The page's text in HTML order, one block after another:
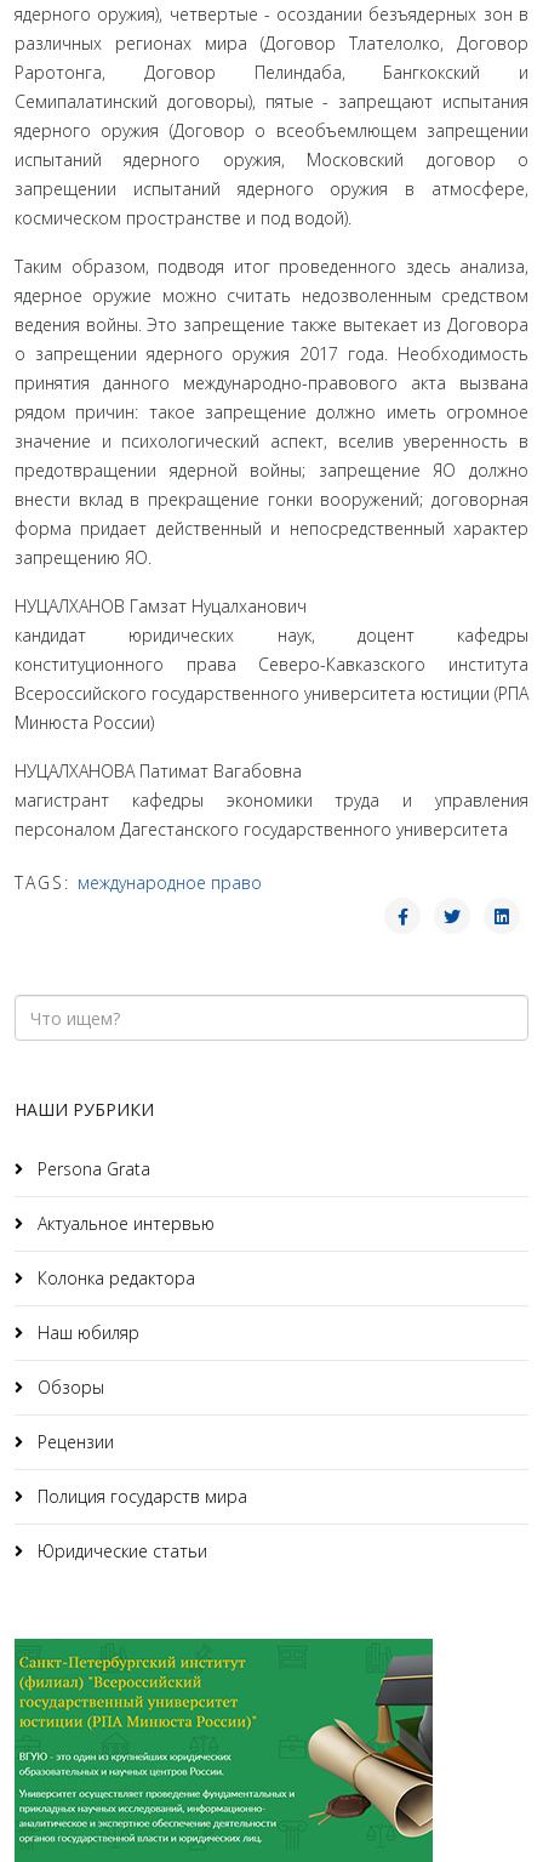
ядерного оружия), четвертые - осоздании безъядерных зон в
различных ре­гионах мира (Договор Тлателолко, Договор
Раротонга, Договор Пелиндаба, Бангкокский и
Семипалатинский договоры), пятые - запрещают испытания
ядерного ору­жия (Договор о всеобъемлющем запрещении
испытаний ядерного оружия, Московский договор о
запрещении испытаний ядерного оружия в атмосфере,
космическом пространстве и под водой).
Таким образом, подводя итог проведенного здесь анали­за,
ядерное оружие можно считать недозволенным средством
ведения войны. Это запрещение также вытекает из Договора
о запрещении ядерного оружия 2017 года. Необходимость
принятия данного международно-правового акта вызвана
рядом причин: такое запрещение должно иметь огромное
значение и психологический аспект, вселив уверенность в
предотвращении ядерной войны; запрещение ЯО должно
внести вклад в прекращение гонки вооружений; договорная
форма придает действенный и непосредственный характер
запрещению ЯО.
НУЦАЛХАНОВ Гамзат Нуцалханович
кандидат юридических наук, доцент кафедры
конституционного права Северо-Кавказского института
Всероссийского государственного университета юстиции (РПА
Минюста России)
НУЦАЛХАНОВА Патимат Вагабовна
магистрант кафедры экономики труда и управления
персоналом Дагестанского государственного университета
TAGS: международное право
НАШИ РУБРИКИ
Persona Grata
Актуальное интервью
Колонка редактора
Наш юбиляр
Обзоры
Рецензии
Полиция государств мира
Юридические статьи